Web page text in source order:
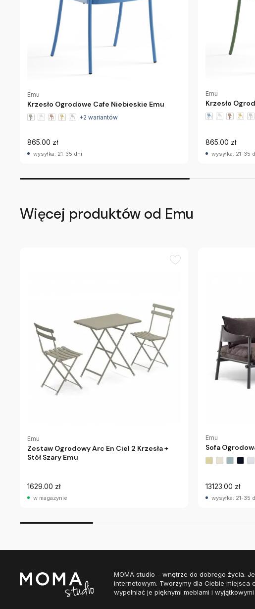
Emu
Krzesło Ogrodowe Cafe Niebieskie Emu
+2 wariantów
865.00 zł
wysyłka: 21-35 dni
Emu
Krzesło
865.00 zł
wysyłka: 21-35
Więcej produktów od Emu
Emu
Zestaw Ogrodowy Arc En Ciel 2 Krzesła +
Stół Szary Emu
1629.00 zł
w magazynie
Emu
Sofa
13123.00 zł
wysyłka: 21-35
MOMA studio – wnętrze do dobrego życia.
internetowym. Tworzymy dla Ciebie
wypełniać je pięknymi meblami i